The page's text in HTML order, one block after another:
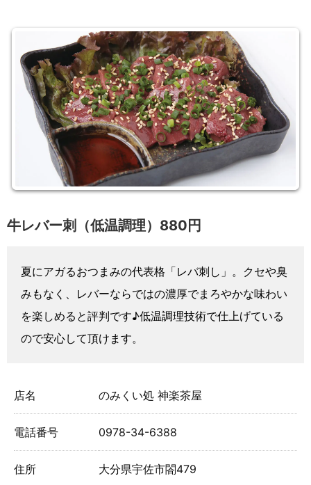
牛レバー刺（低温調理）880円
夏にアガるおつまみの代表格「レバ刺し」。クセや臭
みもなく、レバーならではの濃厚でまろやかな味わい
を楽しめると評判です♪低温調理技術で仕上げている
ので安心して頂けます。
店名 のみくい処 神楽茶屋
電話番号 0978-34-6388
住所 大分県宇佐市閤479